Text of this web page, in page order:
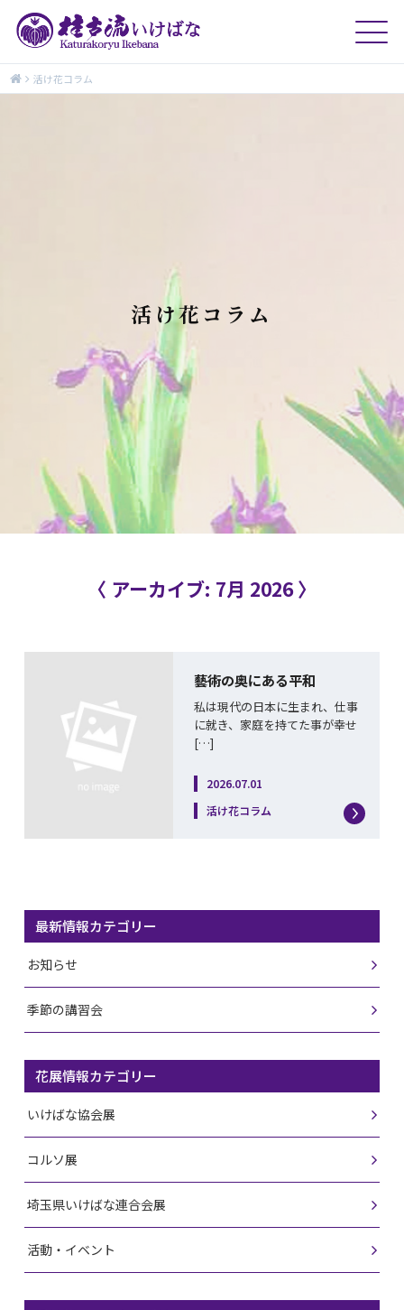
活け花コラム
活け花コラム
〈 アーカイブ: 7月 2026 〉
藝術の奥にある平和
私は現代の日本に生まれ、仕事
に就き、家庭を持てた事が幸せ
[…]
2026.07.01
活け花コラム
最新情報カテゴリー
お知らせ
季節の講習会
花展情報カテゴリー
いけばな協会展
コルソ展
埼玉県いけばな連合会展
活動・イベント